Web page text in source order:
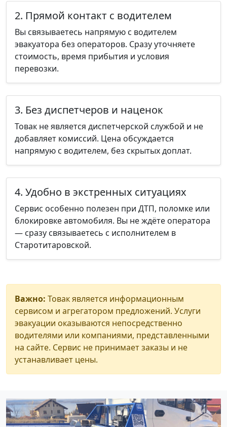
2. Прямой контакт с водителем
Вы связываетесь напрямую с водителем
эвакуатора без операторов. Сразу уточняете
стоимость, время прибытия и условия
перевозки.
3. Без диспетчеров и наценок
Товак не является диспетчерской службой и не
добавляет комиссий. Цена обсуждается
напрямую с водителем, без скрытых доплат.
4. Удобно в экстренных ситуациях
Сервис особенно полезен при ДТП, поломке или
блокировке автомобиля. Вы не ждёте оператора
— сразу связываетесь с исполнителем в
Старотитаровской.
Важно: Товак является информационным
сервисом и агрегатором предложений. Услуги
эвакуации оказываются непосредственно
водителями или компаниями, представленными
на сайте. Сервис не принимает заказы и не
устанавливает цены.